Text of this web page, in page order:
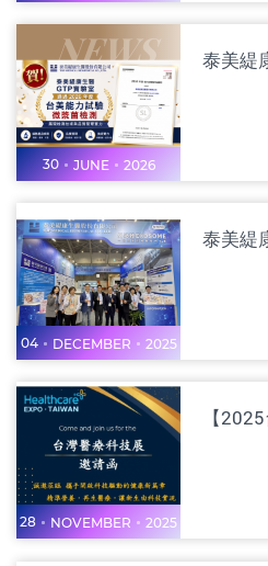
30 JUNE 2026
04 DECEMBER 2025
28 NOVEMBER 2025